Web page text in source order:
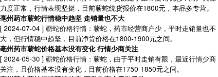
力度正常，行情表现坚挺，目前蕲蛇统货报价在1800元，本品多专营。
亳州药市蕲蛇行情稳中趋坚 走销量也不大
[ 2024-07-04 ] 蕲蛇价格行情：蕲蛇，药市经营商户少，平时走销量也不
大，但行情稳中趋坚，目前净货价格在1800-1900元之间。
亳州药市蕲蛇价格基本没有变化 行情少商关注
[ 2024-05-30 ] 蕲蛇价格行情：蕲蛇，由于平时走销有限，最近行情少商
关注，且价格基本没有变化，目前价格在1750-1850元之间。